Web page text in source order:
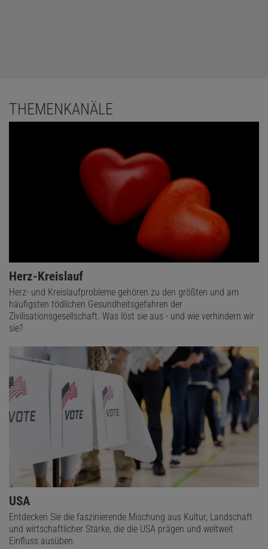
THEMENKANÄLE
Herz-Kreislauf
Herz- und Kreislaufprobleme gehören zu den größten und am
häufigsten tödlichen Gesundheitsgefahren der
Zivilisationsgesellschaft. Was löst sie aus - und wie verhindern wir
sie?
USA
Entdecken Sie die faszinierende Mischung aus Kultur, Landschaft
und wirtschaftlicher Stärke, die die USA prägen und weltweit
Einfluss ausüben.